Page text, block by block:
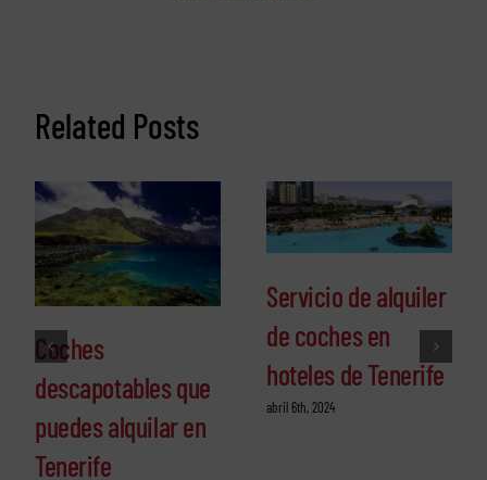
Related Posts
Coches
descapotables que
puedes alquilar en
Tenerife
Servicio de alquiler
de coches en
hoteles de Tenerife
abril 6th, 2024